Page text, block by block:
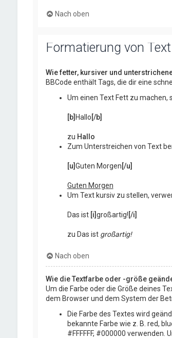
Nach oben
Formatierung von Text
Wie fetter, kursiver und
BBCode enthält Tags, die dir eine
Um einen Text Fett zu machen,
[b] Hallo [/b]
zu Hallo
Zum Unterstreichen von Text
[u]Guten Morgen [/u]
Guten Morgen
Um Text kursiv zu stellen,
Das ist [i]großartig! [/i]
zu Das ist großartig!
Nach oben
Wie die Textfarbe oder -größe
Um die Farbe oder die Größe deines
dem Browser und dem System der
Die Farbe des Textes wird
bekannte Farbe wie z. B. red,
#FFFFFF, #000000 verwenden.